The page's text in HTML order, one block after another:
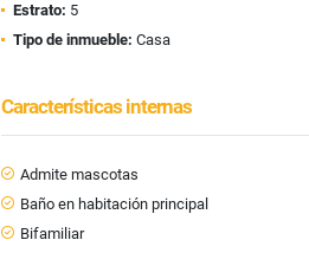
Estrato: 5
Tipo de inmueble: Casa
Características internas
Admite mascotas
Baño en habitación principal
Bifamiliar